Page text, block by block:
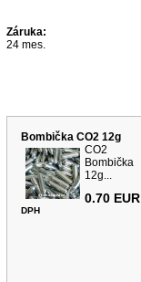
Záruka:
24 mes.
Bombička CO2 12g
CO2
Bombička
12g...
0.70 EUR
DPH